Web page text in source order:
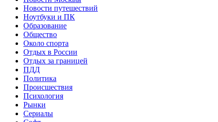
Новости путешествий
Ноутбуки и ПК
Образование
Общество
Около спорта
Отдых в России
Отдых за границей
ПДД
Политика
Происшествия
Психология
Рынки
Сериалы